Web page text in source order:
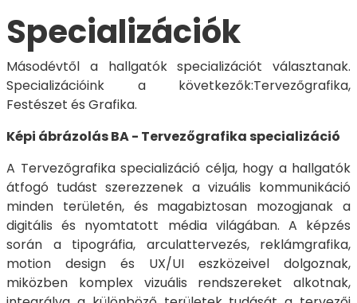
Specializációk
Másodévtől a hallgatók specializációt választanak.
Specializációink a következők:Tervezőgrafika,
Festészet és Grafika.
Képi ábrázolás BA - Tervezőgrafika specializáció
A Tervezőgrafika specializáció célja, hogy a hallgatók
átfogó tudást szerezzenek a vizuális kommunikáció
minden területén, és magabiztosan mozogjanak a
digitális és nyomtatott média világában. A képzés
során a tipográfia, arculattervezés, reklámgrafika,
motion design és UX/UI eszközeivel dolgoznak,
miközben komplex vizuális rendszereket alkotnak,